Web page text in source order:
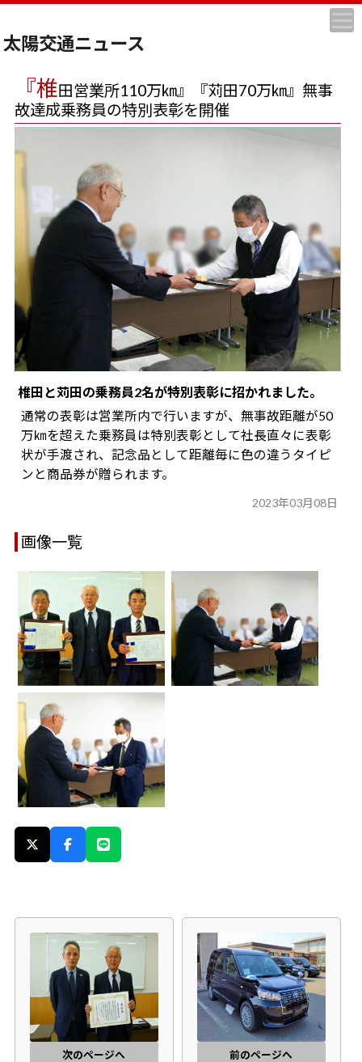
太陽交通ニュース
『椎田営業所110万㎞』『苅田70万㎞』無事
故達成乗務員の特別表彰を開催
椎田と苅田の乗務員2名が特別表彰に招かれました。
通常の表彰は営業所内で行いますが、無事故距離が50
万㎞を超えた乗務員は特別表彰として社長直々に表彰
状が手渡され、記念品として距離毎に色の違うタイピ
ンと商品券が贈られます。
2023年03月08日
画像一覧
次のページへ 前のページへ